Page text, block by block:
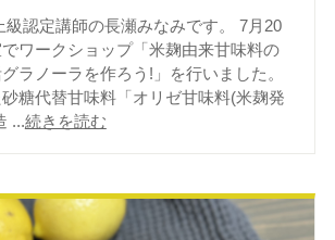
級認定講師の長瀬みなみです。 7月20
ワークショップ「米麹由来甘味料の
ラノーラを作ろう!」を行いました。
糖代替甘味料「オリゼ甘味料(米麹発
...続きを読む